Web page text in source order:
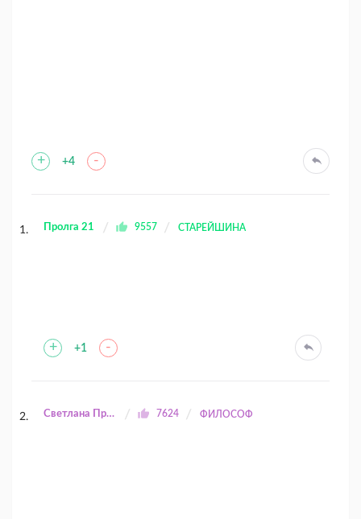
+ +4 -
Пролга 21 9557 СТАРЕЙШИНА
+ +1 -
Светлана Прилуцкая 7624 ФИЛОСОФ